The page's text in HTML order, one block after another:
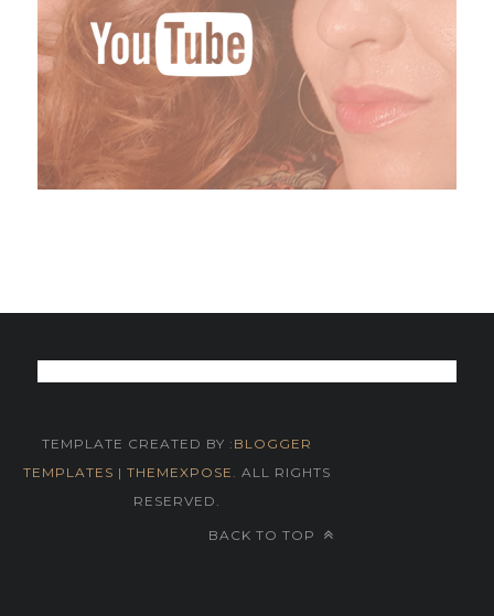
TEMPLATE CREATED BY : BLOGGER
TEMPLATES | THEMEXPOSE . ALL RIGHTS
RESERVED.
BACK TO TOP